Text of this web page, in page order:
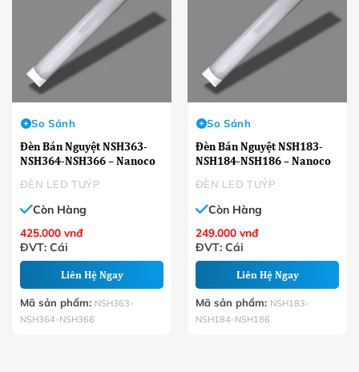
ĐÈN LED TUÝP
Đèn Bán Nguyệt NSH363-
NSH364-NSH366 – Nanoco
So Sánh
Còn Hàng
425.000 vnđ
ĐVT: Cái
Liên Hệ Ngay
Mã sản phẩm: NSH363-
NSH364-NSH366
ĐÈN LED TUÝP
Đèn Bán Nguyệt NSH183-
NSH184-NSH186 – Nanoco
So Sánh
Còn Hàng
249.000 vnđ
ĐVT: Cái
Liên Hệ Ngay
Mã sản phẩm: NSH183-
NSH184-NSH186